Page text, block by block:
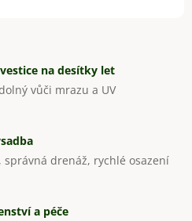
na desítky let
vůči mrazu a UV
drenáž, rychlé osazení
a péče